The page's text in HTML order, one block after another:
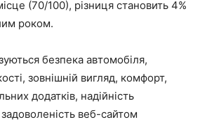
(70/100), різниця становить 4%
роком.
безпека автомобіля,
зовнішній вигляд, комфорт,
додатків, надійність
веб-сайтом